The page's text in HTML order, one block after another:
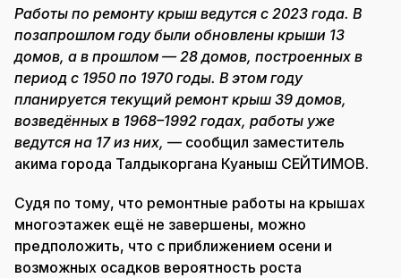
Работы по ремонту крыш ведутся с 2023 года. В
позапрошлом году были обновлены крыши 13
домов, а в прошлом — 28 домов, построенных в
период с 1950 по 1970 годы. В этом году
планируется текущий ремонт крыш 39 домов,
возведённых в 1968–1992 годах, работы уже
ведутся на 17 из них, — сообщил заместитель
акима города Талдыкоргана Куаныш СЕЙТИМОВ.
Судя по тому, что ремонтные работы на крышах
многоэтажек ещё не завершены, можно
предположить, что с приближением осени и
возможных осадков вероятность роста